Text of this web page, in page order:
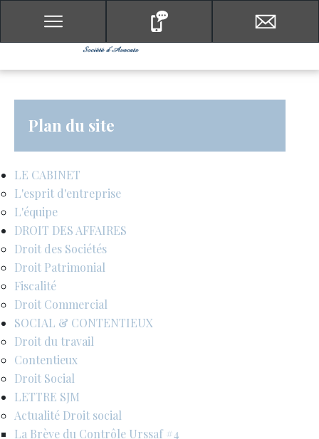
Plan du site
LE CABINET
L'esprit d'entreprise
L'équipe
DROIT DES AFFAIRES
Droit des Sociétés
Droit Patrimonial
Fiscalité
Droit Commercial
SOCIAL & CONTENTIEUX
Droit du travail
Contentieux
Droit Social
LETTRE SJM
Actualité Droit social
La Brève du Contrôle Urssaf #4